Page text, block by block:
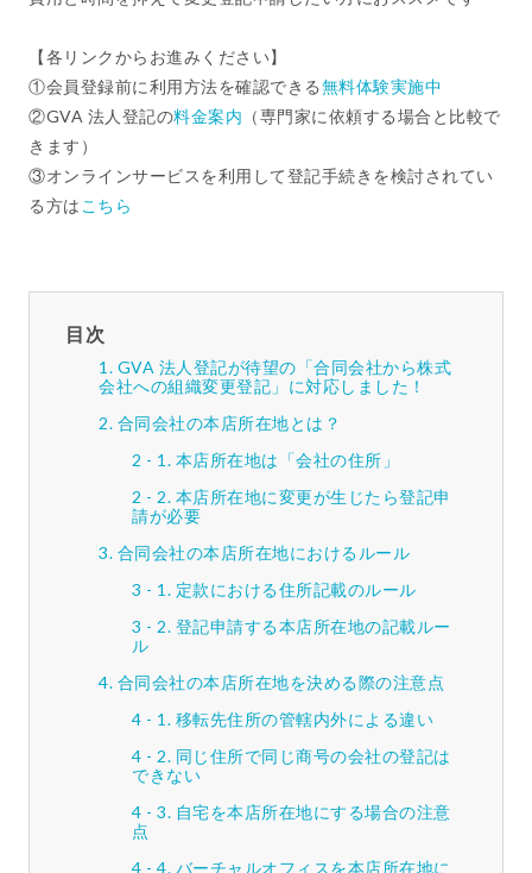
【各リンクからお進みください】
①会員登録前に利用方法を確認できる無料体験実施中
②GVA 法人登記の料金案内 （専門家に依頼する場合と比較で
きます）
③オンラインサービスを利用して登記手続きを検討されてい
る方は こちら
目次
GVA 法人登記が待望の「合同会社から株式
会社への組織変更登記」に対応しました！
合同会社の本店所在地とは？
本店所在地は「会社の住所」
本店所在地に変更が生じたら登記申
請が必要
合同会社の本店所在地におけるルール
定款における住所記載のルール
登記申請する本店所在地の記載ルー
ル
合同会社の本店所在地を決める際の注意点
移転先住所の管轄内外による違い
同じ住所で同じ商号の会社の登記は
できない
自宅を本店所在地にする場合の注意
点
バーチャルオフィスを本店所在地に